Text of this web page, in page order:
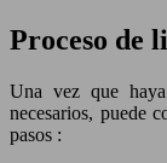
Proceso de
Una vez que
necesarios, puede
pasos :